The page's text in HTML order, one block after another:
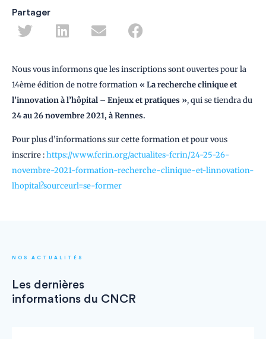
Partager
Nous vous informons que les inscriptions sont ouvertes pour la
14ème édition de notre formation« La recherche clinique et
l’innovation à l’hôpital – Enjeux et pratiques », qui se tiendra du
24 au 26 novembre 2021, à Rennes.
Pour plus d’informations sur cette formation et pour vous
inscrire :https://www.fcrin.org/actualites-fcrin/24-25-26-
novembre-2021-formation-recherche-clinique-et-linnovation-
lhopital?sourceurl=se-former
NOS ACTUALITÉS
Les dernières
informations du CNCR